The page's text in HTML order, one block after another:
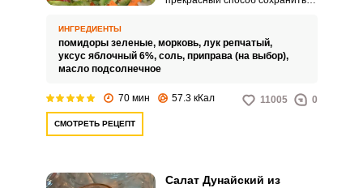
немного несозревших зеленых
помидор, и их можно пустить в
ИНГРЕДИЕНТЫ
помидоры зеленые, морковь, лук репчатый,
уксус яблочный 6%, соль, приправа (на выбор),
масло подсолнечное
70 мин 57.3 кКал 11005 0
СМОТРЕТЬ РЕЦЕПТ
Салат Дунайский из